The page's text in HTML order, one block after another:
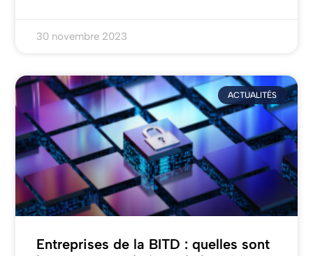
30 novembre 2023
ACTUALITÉS
Entreprises de la BITD : quelles sont